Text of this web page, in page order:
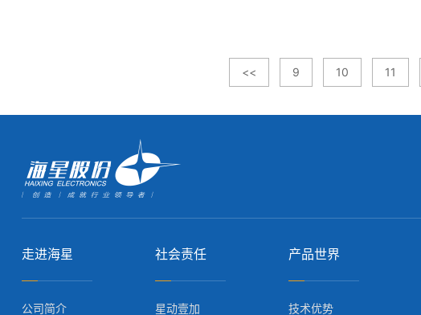
<< 9 10 11
走进海星
公司简介
社会责任
星动壹加
产品世界
技术优势